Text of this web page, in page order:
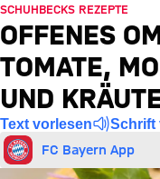
SCHUHBECKS REZEPTE
OFFENES
TOMATE,
UND
Text vorlesen Schrift
FC Bayern App